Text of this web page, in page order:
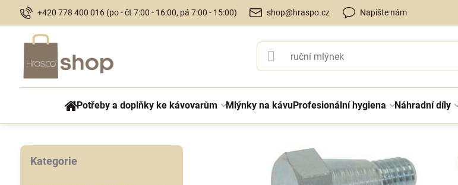
+420 778 400 016 (po - čt 7:00 - 16:00, pá 7:00 - 15:00) shop@hraspo.cz Napište nám
Potřeby a doplňky ke kávovarům Mlýnky na kávuProfesionální hygiena Náhradní díly
Kategorie